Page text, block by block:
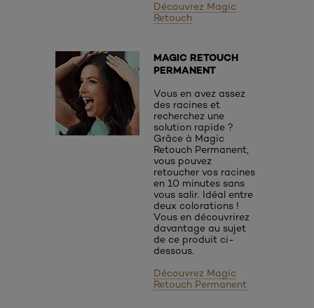
Découvrez Magic
Retouch
MAGIC RETOUCH
PERMANENT
Vous en avez assez
des racines et
recherchez une
solution rapide ?
Grâce à Magic
Retouch Permanent,
vous pouvez
retoucher vos racines
en 10 minutes sans
vous salir. Idéal entre
deux colorations !
Vous en découvrirez
davantage au sujet
de ce produit ci-
dessous.
Découvrez Magic
Retouch Permanent